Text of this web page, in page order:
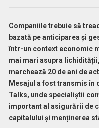
Companiile trebuie să
bazată pe anticiparea și
într-un context economic
mai mari asupra
marchează 20 de ani de
Mesajul a fost transmis în
Talks, unde specialiștii
important al asigurării de
capitalului și menținerea